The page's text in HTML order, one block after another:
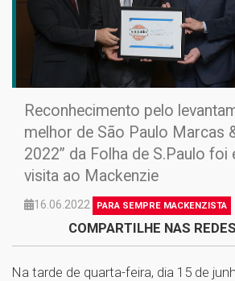
Reconhecimento pelo
melhor de São Paulo Marcas
2022” da Folha de S.Paulo foi
visita ao Mackenzie
16.06.2022 PARA SEMPRE MACKENZISTA
COMPARTILHE NAS
Na tarde de quarta-feira, dia 15 de